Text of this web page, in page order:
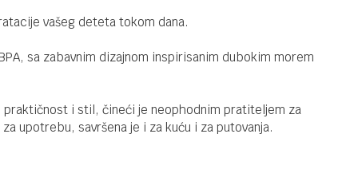
vašeg deteta tokom dana.
sa zabavnim dizajnom inspirisanim dubokim morem
praktičnost i stil, čineći je neophodnim pratiteljem za
upotrebu, savršena je i za kuću i za putovanja.
Kikka Boo
mljackalica